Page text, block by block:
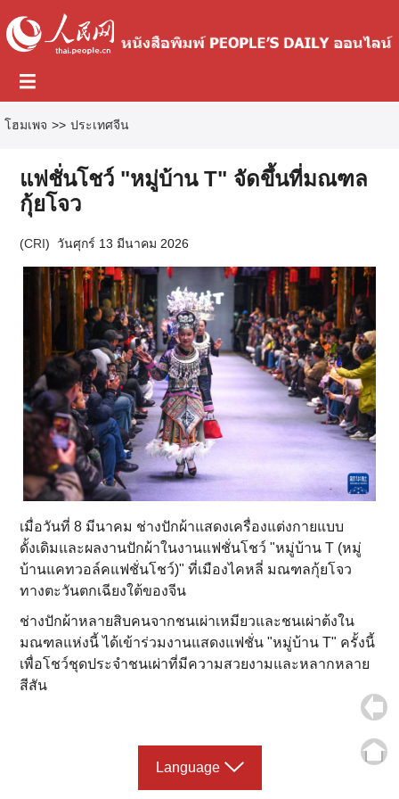
โฮมเพจ >> ประเทศจีน
แฟชั่นโชว์ "หมู่บ้าน T" จัดขึ้นที่มณฑล
กุ้ยโจว
(CRI) วันศุกร์ 13 มีนาคม 2026
เมื่อวันที่ 8 มีนาคม ช่างปักผ้าแสดงเครื่องแต่งกายแบบ
ดั้งเดิมและผลงานปักผ้าในงานแฟชั่นโชว์ "หมู่บ้าน T (หมู่
บ้านแคทวอล์คแฟชั่นโชว์)" ที่เมืองไคหลี่ มณฑลกุ้ยโจว
ทางตะวันตกเฉียงใต้ของจีน
ช่างปักผ้าหลายสิบคนจากชนเผ่าเหมียวและชนเผ่าต้งใน
มณฑลแห่งนี้ ได้เข้าร่วมงานแสดงแฟชั่น "หมู่บ้าน T" ครั้งนี้
เพื่อโชว์ชุดประจำชนเผ่าที่มีความสวยงามและหลากหลาย
สีสัน
Language